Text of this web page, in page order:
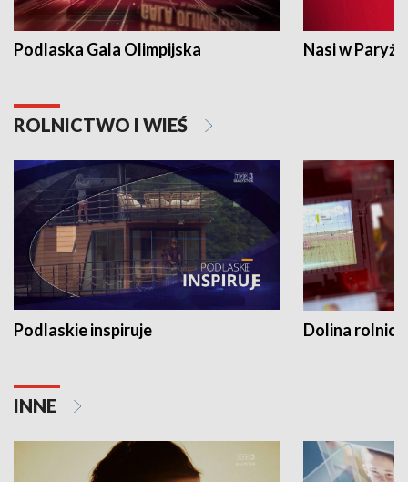
Podlaska Gala Olimpijska Nasi w Paryżu
ROLNICTWO I WIEŚ
Podlaskie inspiruje Dolina
INNE